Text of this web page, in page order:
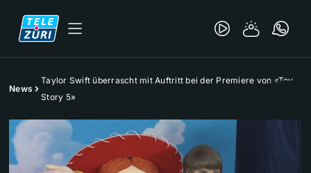
News
Taylor Swift überrascht mit Auftritt bei der Premiere von «Toy
Story 5»